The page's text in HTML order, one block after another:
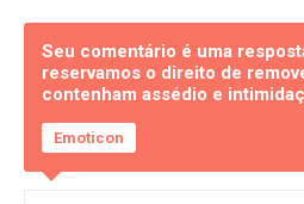
Seu comentário é uma
reservamos o direito de
contenham assédio e
Emoticon